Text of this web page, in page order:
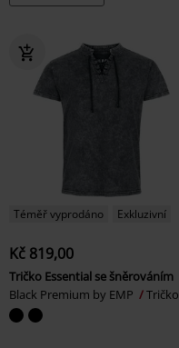
Téměř vyprodáno Exkluzivní
Kč 819,00
Tričko Essential se šněrováním
Black Premium by EMP
Tričko